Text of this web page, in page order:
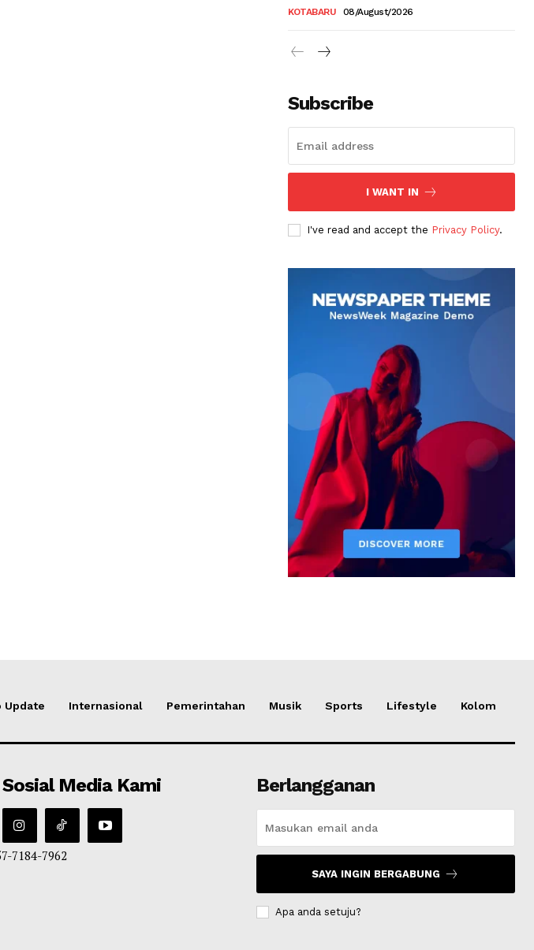
KOTABARU 08/August/2026
Subscribe
I WANT IN
I've read and accept the Privacy Policy.
Update Internasional Pemerintahan Musik Sports Lifestyle Kolom
Media Kami
7184-7962
Berlangganan
SAYA INGIN BERGABUNG
Apa anda setuju?